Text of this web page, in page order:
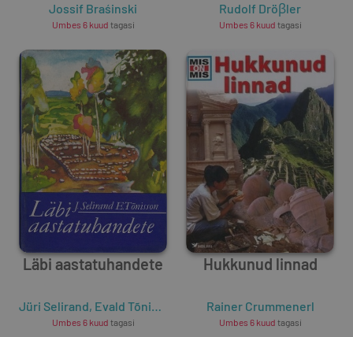
Jossif Braśinski
Umbes 6 kuud tagasi
Rudolf Dröβler
Umbes 6 kuud tagasi
Läbi aastatuhandete
Jüri Selirand, Evald Tõnisson
Umbes 6 kuud tagasi
Hukkunud linnad
Rainer Crummenerl
Umbes 6 kuud tagasi